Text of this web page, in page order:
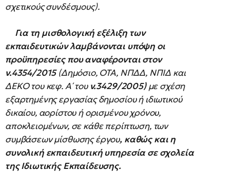
σχετικούς συνδέσμους).
Για τη μισθολογική εξέλιξη των
εκπαιδευτικώνλαμβάνονται υπόψη οι
προϋπηρεσίες που αναφέρονται στον
ν.4354/2015(Δημόσιο, ΟΤΑ, ΝΠΔΔ, ΝΠΙΔ και
ΔΕΚΟ του κεφ. Α΄ του ν.3429/2005)με σχέση
εξαρτημένης εργασίας δημοσίου ή ιδιωτικού
δικαίου, αορίστου ή ορισμένου χρόνου,
αποκλειομένων, σε κάθε περίπτωση, των
συμβάσεων μίσθωσης έργου, καθώς και η
συνολική εκπαιδευτική υπηρεσία σε σχολεία
της Ιδιωτικής Εκπαίδευσης.